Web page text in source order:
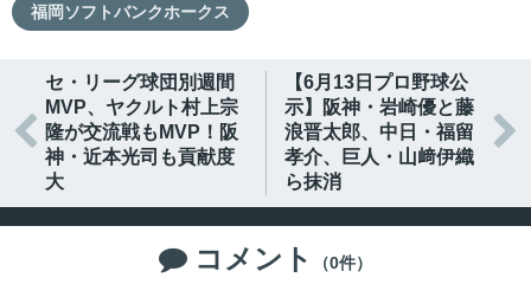
福岡ソフトバンクホークス

セ・リーグ球団別週間
MVP、ヤクルト村上宗
隆が交流戦もMVP！阪
神・近本光司も貢献度
大
【6月13日プロ野球公
示】阪神・岩崎優と藤
浪晋太郎、中日・福留
孝介、巨人・山﨑伊織
ら抹消

 コメント
（0件）